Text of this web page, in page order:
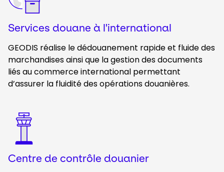
Services douane à l'international
GEODIS réalise le dédouanement rapide et fluide des
marchandises ainsi que la gestion des documents
liés au commerce international permettant
d’assurer la fluidité des opérations douanières.
Keepeek
Centre de contrôle douanier